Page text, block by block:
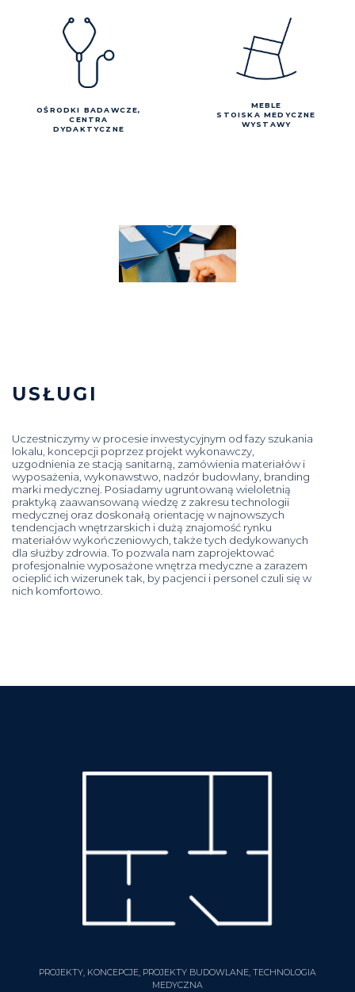
OŚRODKI BADAWCZE,
CENTRA
DYDAKTYCZNE
MEBLE
STOISKA MEDYCZNE
WYSTAWY
USŁUGI
Uczestniczymy w procesie inwestycyjnym od fazy szukania
lokalu, koncepcji poprzez projekt wykonawczy,
uzgodnienia ze stacją sanitarną, zamówienia materiałów i
wyposażenia, wykonawstwo, nadzór budowlany, branding
marki medycznej. Posiadamy ugruntowaną wieloletnią
praktyką zaawansowaną wiedzę z zakresu technologii
medycznej oraz doskonałą orientację w najnowszych
tendencjach wnętrzarskich i dużą znajomość rynku
materiałów wykończeniowych, także tych dedykowanych
dla służby zdrowia. To pozwala nam zaprojektować
profesjonalnie wyposażone wnętrza medyczne a zarazem
ocieplić ich wizerunek tak, by pacjenci i personel czuli się w
nich komfortowo.
PROJEKTY, KONCEPCJE, PROJEKTY BUDOWLANE, TECHNOLOGIA
MEDYCZNA